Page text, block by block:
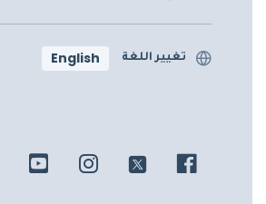
تغيير اللغة English